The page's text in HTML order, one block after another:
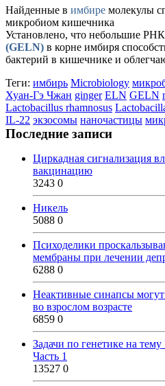
Найденные в имбире молекулы
микробиом кишечника
Установлено, что небольшие
(GELN) в корне имбиря
бактерий в кишечнике и
Теги: имбирь Microbiology
Хуан-Гэ Чжан ginger ELN GELN
Lactobacillus rhamnosus
IL-22 экзосомы наночастицы
Последние записи
Циркадная сигнализация
вакцинацию
3243 0
Никель
5088 0
Психоделики
мембраны при лечении
6288 0
Неактивные синапсы могут
во взрослом возрасте
6859 0
Задачи по генетике на
Часть 1
13527 0